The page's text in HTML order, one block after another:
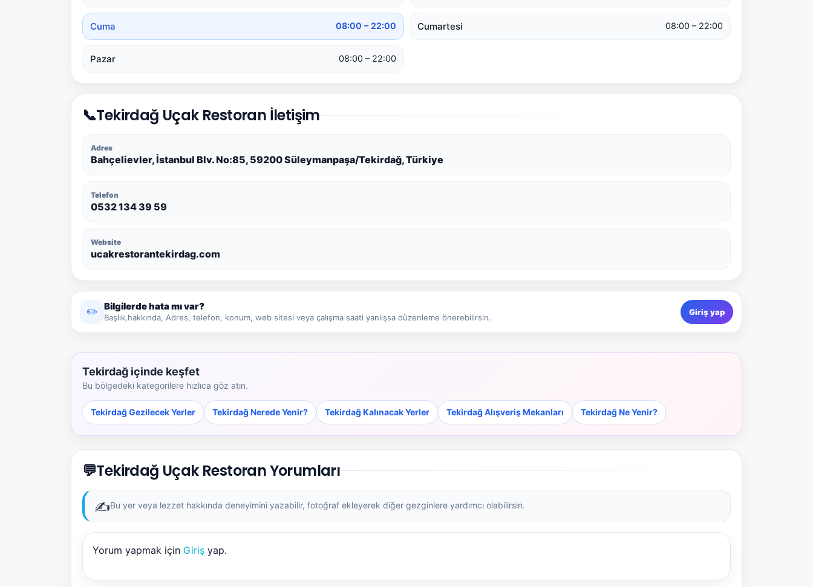
Cuma 08:00 – 22:00 Cumartesi 08:00 – 22:00
Pazar 08:00 – 22:00
📞Tekirdağ Uçak Restoran İletişim
Adres
Bahçelievler, İstanbul Blv. No:85, 59200 Süleymanpaşa/Tekirdağ, Türkiye
Telefon
0532 134 39 59
Website
ucakrestorantekirdag.com
✏️ Bilgilerde hata mı var?
Başlık,hakkında, Adres, telefon, konum, web sitesi veya çalışma saati yanlışsa düzenleme önerebilirsin.
Giriş yap
Tekirdağ içinde keşfet
Bu bölgedeki kategorilere hızlıca göz atın.
Tekirdağ Gezilecek Yerler Tekirdağ Nerede Yenir? Tekirdağ Kalınacak Yerler Tekirdağ Alışveriş Mekanları Tekirdağ Ne Yenir?
💬Tekirdağ Uçak Restoran Yorumları
✍️Bu yer veya lezzet hakkında deneyimini yazabilir, fotoğraf ekleyerek diğer gezginlere yardımcı olabilirsin.
Yorum yapmak için Giriş yap.
önerir.
✨ İlk kez gelen
👨‍👩‍👧 Aile/Çocuk